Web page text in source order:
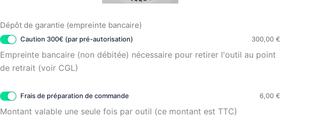
Dépôt de garantie (empreinte bancaire)
Caution 300€ (par pré-autorisation) 300,00 €
Empreinte bancaire (non débitée) nécessaire pour retirer l'outil au point
de retrait (voir CGL)
Frais de préparation de commande 6,00 €
Montant valable une seule fois par outil (ce montant est TTC)